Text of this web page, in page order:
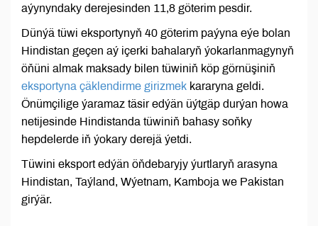
aýynyndaky derejesinden 11,8 göterim pesdir.
Dünýä tüwi eksportynyň 40 göterim paýyna eýe bolan
Hindistan geçen aý içerki bahalaryň ýokarlanmagynyň
öňüni almak maksady bilen tüwiniň köp görnüşiniň
eksportyna çäklendirme girizmek kararyna geldi.
Önümçilige ýaramaz täsir edýän üýtgäp durýan howa
netijesinde Hindistanda tüwiniň bahasy soňky
hepdelerde iň ýokary derejä ýetdi.
Tüwini eksport edýän öňdebaryjy ýurtlaryň arasyna
Hindistan, Taýland, Wýetnam, Kamboja we Pakistan
girýär.